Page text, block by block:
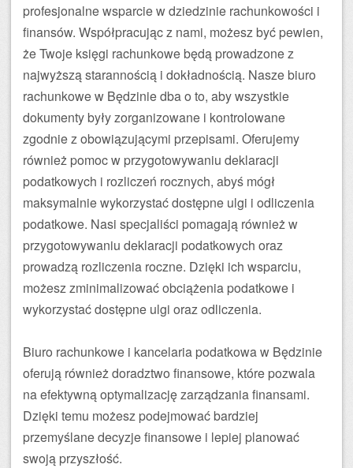
profesjonalne wsparcie w dziedzinie rachunkowości i
finansów. Współpracując z nami, możesz być pewien,
że Twoje księgi rachunkowe będą prowadzone z
najwyższą starannością i dokładnością. Nasze biuro
rachunkowe w Będzinie dba o to, aby wszystkie
dokumenty były zorganizowane i kontrolowane
zgodnie z obowiązującymi przepisami. Oferujemy
również pomoc w przygotowywaniu deklaracji
podatkowych i rozliczeń rocznych, abyś mógł
maksymalnie wykorzystać dostępne ulgi i odliczenia
podatkowe. Nasi specjaliści pomagają również w
przygotowywaniu deklaracji podatkowych oraz
prowadzą rozliczenia roczne. Dzięki ich wsparciu,
możesz zminimalizować obciążenia podatkowe i
wykorzystać dostępne ulgi oraz odliczenia.
Biuro rachunkowe i kancelaria podatkowa w Będzinie
oferują również doradztwo finansowe, które pozwala
na efektywną optymalizację zarządzania finansami.
Dzięki temu możesz podejmować bardziej
przemyślane decyzje finansowe i lepiej planować
swoją przyszłość.